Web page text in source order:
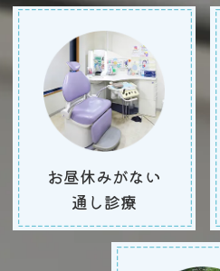
お昼休みがない
通し診療